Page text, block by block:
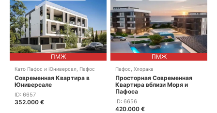
ПМЖ
Като Пафос и Юниверсал Пафос
Современная Квартира в
Юниверсале
ID: 6657
352.000 €
ПМЖ
Пафос Хлорака
Просторная Современная
Квартира вблизи Моря и
Пафоса
ID: 6656
420.000 €